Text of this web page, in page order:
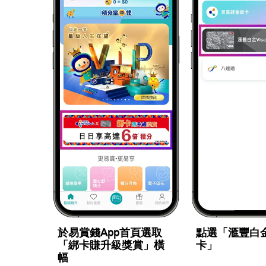
於易賞錢App首頁選取
「綁卡賺升級獎賞」橫
幅
點選「滙豐白
卡」